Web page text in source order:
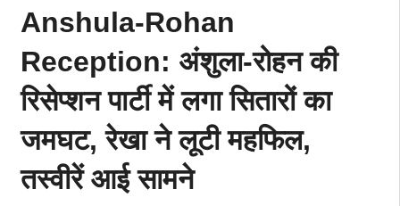
Anshula-Rohan
Reception: अंशुला-रोहन की
रिसेप्शन पार्टी में लगा सितारों का
जमघट, रेखा ने लूटी महफिल,
तस्वीरें आई सामने